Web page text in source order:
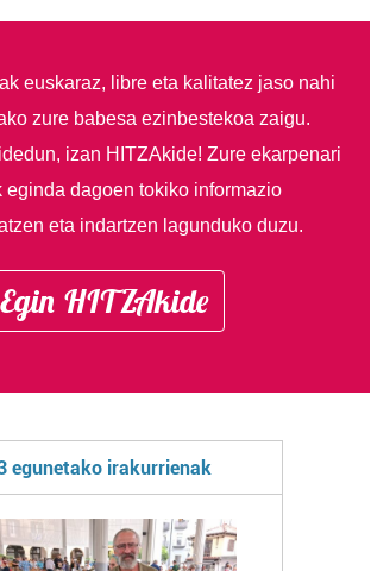
euskaraz, libre eta kalitatez jaso nahi
zure babesa ezinbestekoa zaigu.
izan HITZAkide!Zure ekarpenari
eginda dagoen tokiko informazio
eta indartzen lagunduko duzu.
Egin HITZAkide
egunetako irakurrienak